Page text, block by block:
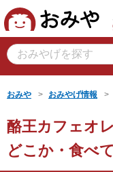
おみや おみやげ情報
酪王カフェオ
どこか・食べ